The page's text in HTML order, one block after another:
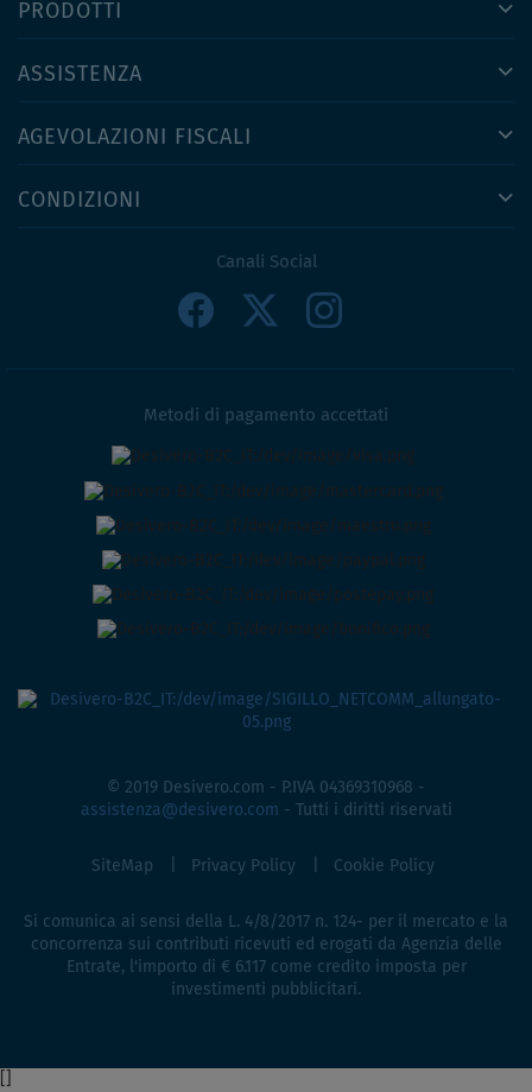
PRODOTTI
ASSISTENZA
AGEVOLAZIONI FISCALI
CONDIZIONI
Canali Social
Metodi di pagamento accettati
© 2019 Desivero.com - P.IVA 04369310968 -
assistenza@desivero.com - Tutti i diritti riservati
SiteMap Privacy Policy Cookie Policy
Si comunica ai sensi della L. 4/8/2017 n. 124- per il mercato e la
concorrenza sui contributi ricevuti ed erogati da Agenzia delle
Entrate, l'importo di € 6.117 come credito imposta per
investimenti pubblicitari.